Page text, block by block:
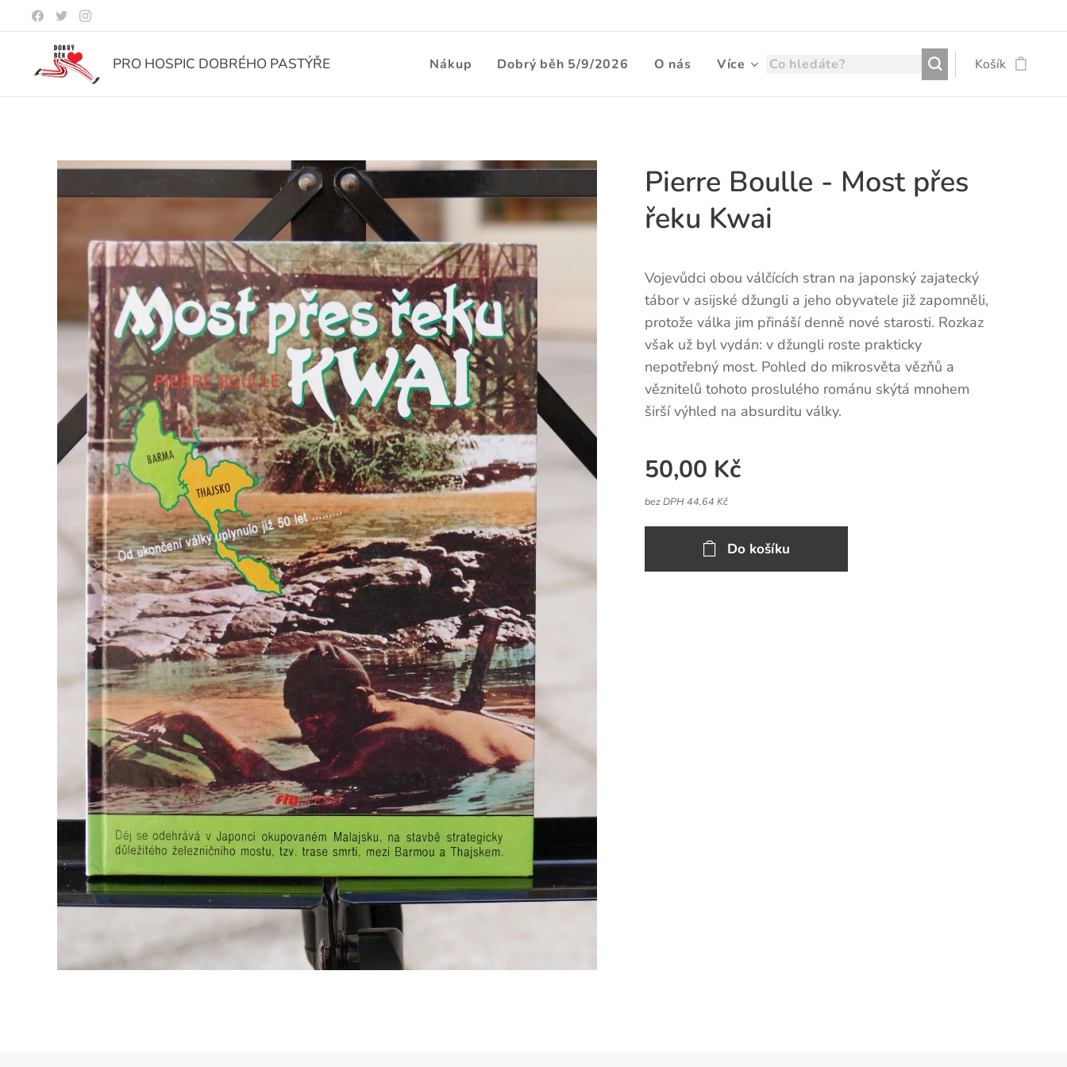
PRO HOSPIC DOBRÉHO PASTÝŘE Nákup Dobrý běh 5/9/2026 O nás Více Košík
Pierre Boulle - Most přes
řeku Kwai
Vojevůdci obou válčících stran na japonský zajatecký
tábor v asijské džungli a jeho obyvatele již zapomněli,
protože válka jim přináší denně nové starosti. Rozkaz
však už byl vydán: v džungli roste prakticky
nepotřebný most. Pohled do mikrosvěta vězňů a
věznitelů tohoto proslulého románu skýtá mnohem
širší výhled na absurditu války.
50,00 Kč
bez DPH 44,64 Kč
Do košíku